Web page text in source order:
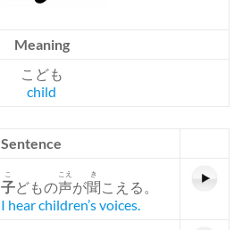
Meaning
こども
child
Sentence
子
こ
どもの声
こえ
が聞
き
こえる。
I hear children’s voices.